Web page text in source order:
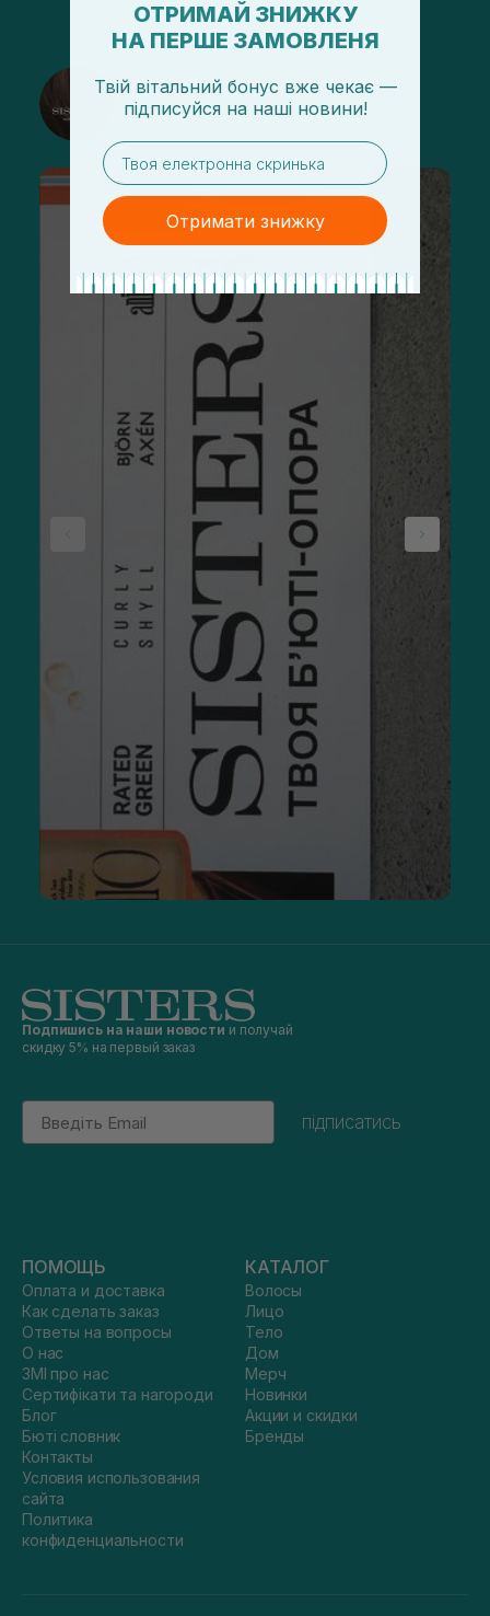
@sisters_stelmakh в Instagram
Подписаться
Подпишись на наши новости и получай
скидку 5% на первый заказ
Email
підписатись
ПОМОЩЬ
Оплата и доставка
Как сделать заказ
Ответы на вопросы
О нас
ЗМІ про нас
Сертифікати та нагороди
Блог
Бюті словник
Контакты
Условия использования
сайта
Политика
конфиденциальности
КАТАЛОГ
Волосы
Лицо
Тело
Дом
Мерч
Новинки
Акции и скидки
Бренды
ОТРИМАЙ ЗНИЖКУ
НА ПЕРШЕ ЗАМОВЛЕНЯ
Твій вітальний бонус вже чекає —
підписуйся на наші новини!
email
Отримати знижку